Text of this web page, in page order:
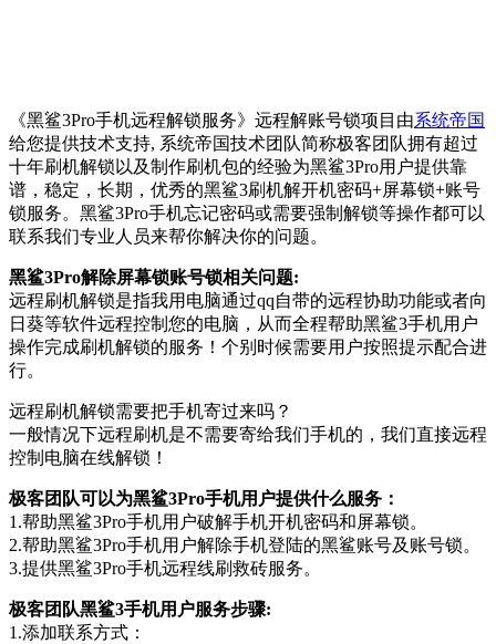
《黑鲨3Pro手机远程解锁服务》远程解账号锁项目由系统帝国
给您提供技术支持, 系统帝国技术团队简称极客团队拥有超过
十年刷机解锁以及制作刷机包的经验为黑鲨3Pro用户提供靠
谱，稳定，长期，优秀的黑鲨3刷机解开机密码+屏幕锁+账号
锁服务。黑鲨3Pro手机忘记密码或需要强制解锁等操作都可以
联系我们专业人员来帮你解决你的问题。
黑鲨3Pro解除屏幕锁账号锁相关问题:
远程刷机解锁是指我用电脑通过qq自带的远程协助功能或者向
日葵等软件远程控制您的电脑，从而全程帮助黑鲨3手机用户
操作完成刷机解锁的服务！个别时候需要用户按照提示配合进
行。
远程刷机解锁需要把手机寄过来吗？
一般情况下远程刷机是不需要寄给我们手机的，我们直接远程
控制电脑在线解锁！
极客团队可以为黑鲨3Pro手机用户提供什么服务：
1.帮助黑鲨3Pro手机用户破解手机开机密码和屏幕锁。
2.帮助黑鲨3Pro手机用户解除手机登陆的黑鲨账号及账号锁。
3.提供黑鲨3Pro手机远程线刷救砖服务。
极客团队黑鲨3手机用户服务步骤:
1.添加联系方式：